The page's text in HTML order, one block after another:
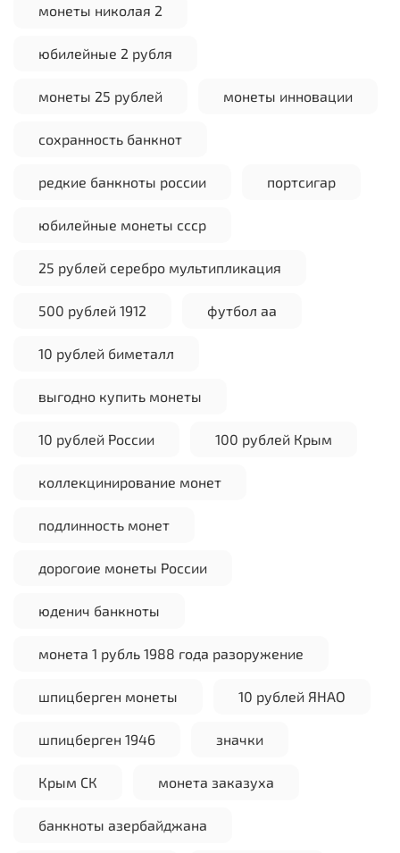
монеты николая 2
юбилейные 2 рубля
монеты 25 рублей монеты инновации
сохранность банкнот
редкие банкноты россии портсигар
юбилейные монеты ссср
25 рублей серебро мультипликация
500 рублей 1912 футбол аа
10 рублей биметалл
выгодно купить монеты
10 рублей России 100 рублей Крым
коллекцинирование монет
подлинность монет
дорогоие монеты России
юденич банкноты
монета 1 рубль 1988 года разоружение
шпицберген монеты 10 рублей ЯНАО
шпицберген 1946 значки
Крым СК монета заказуха
банкноты азербайджана